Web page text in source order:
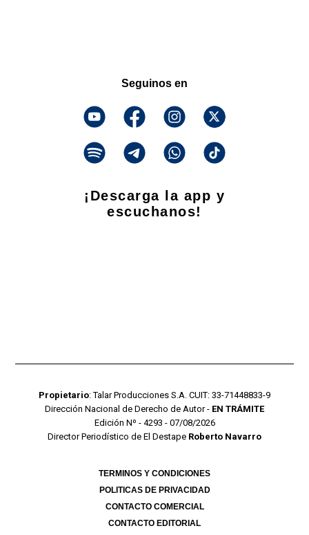
Seguinos en
¡Descarga la app y
escuchanos!
Propietario: Talar Producciones S.A. CUIT: 33-71448833-9
Dirección Nacional de Derecho de Autor - EN TRÁMITE
Edición Nº - 4293 - 07/08/2026
Director Periodístico de El Destape Roberto Navarro
TERMINOS Y CONDICIONES
POLITICAS DE PRIVACIDAD
CONTACTO COMERCIAL
CONTACTO EDITORIAL